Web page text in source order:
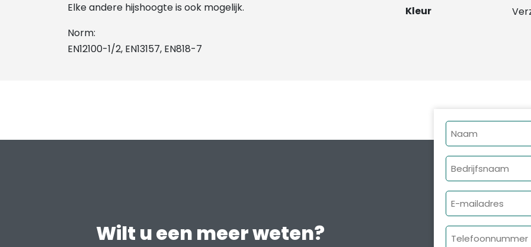
Elke andere hijshoogte is ook mogelijk.
Norm:
EN12100-1/2, EN13157, EN818-7
Kleur
Wilt u een meer weten?
Naam
Bedrijfsnaam
E-
mailadres